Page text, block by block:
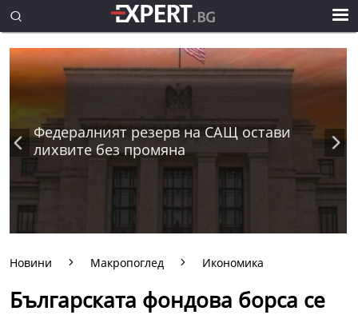
Федералният резерв на САЩ остави
лихвите без промяна
Новини Макропоглед Икономика
Българската фондова борса се